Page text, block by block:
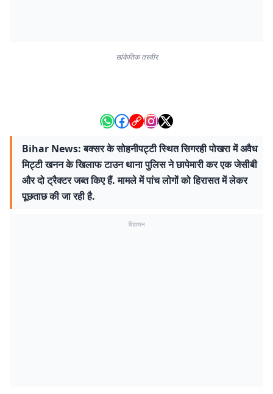
सांकेतिक तस्वीर
Bihar News: बक्सर के सोहनीपट्टी स्थित सिगरही पोखरा में अवैध
मिट्टी खनन के खिलाफ टाउन थाना पुलिस ने छापेमारी कर एक जेसीबी
और दो ट्रैक्टर जब्त किए हैं. मामले में पांच लोगों को हिरासत में लेकर
पूछताछ की जा रही है.
विज्ञापन